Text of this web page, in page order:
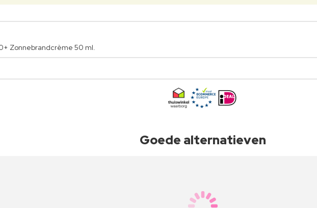
Zonnebrandcrème 50 ml.
Goede alternatieven